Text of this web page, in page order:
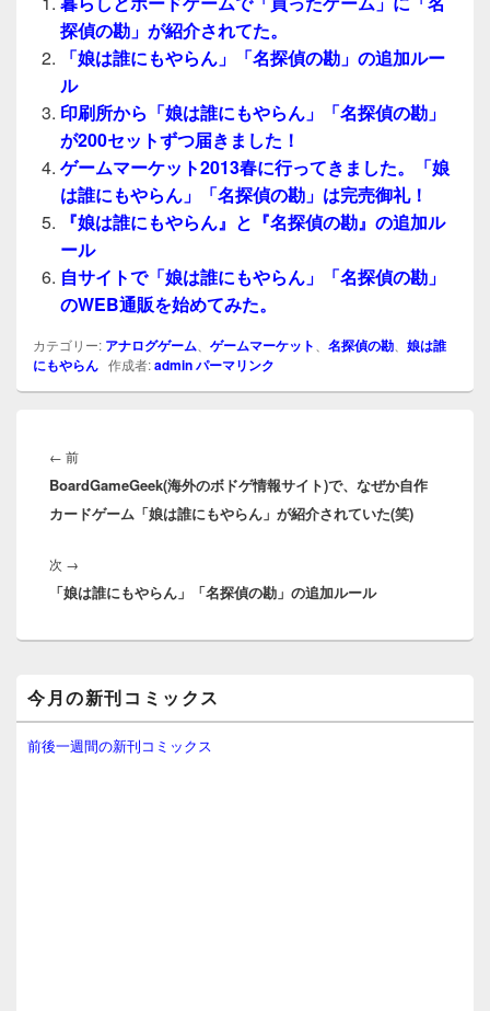
探偵の勘」が紹介されてた。
「娘は誰にもやらん」「名探偵の勘」の追加ルー
ル
印刷所から「娘は誰にもやらん」「名探偵の勘」
が200セットずつ届きました！
ゲームマーケット2013春に行ってきました。「娘
は誰にもやらん」「名探偵の勘」は完売御礼！
『娘は誰にもやらん』と『名探偵の勘』の追加ル
ール
自サイトで「娘は誰にもやらん」「名探偵の勘」
のWEB通販を始めてみた。
カテゴリー: アナログゲーム ゲームマーケット 名探偵の勘
娘は誰
にもやらん 作成者:adminパーマリンク
稿
ナ
ビ
ゲ
シ
ョ
← 前前
の
投
BoardGameGeek(海外のボドゲ情報サイト)で、なぜか自作
カードゲーム「娘は誰にもやらん」が紹介されていた(笑)
次 →
の
稿:
「娘は誰にもやらん」「名探偵の勘」の追加ルール
イ
ン
サ
今月の新刊コミックス
前後一週間の新刊コミックス